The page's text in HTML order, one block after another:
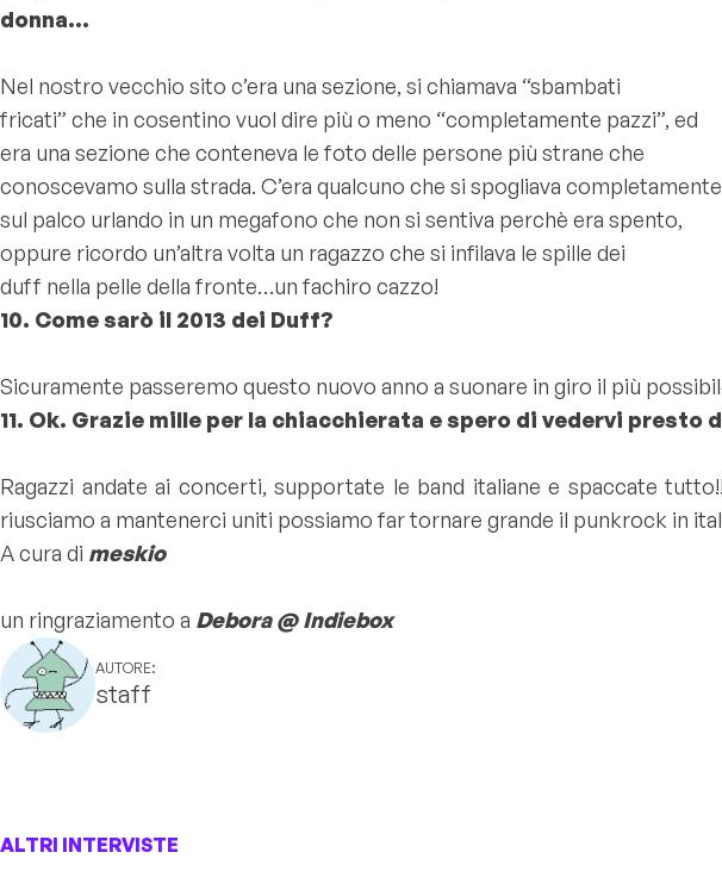
donna…
Nel nostro vecchio sito c’era una sezione, si chiamava “sbambati
fricati” che in cosentino vuol dire più o meno “completamente pazzi”, ed
era una sezione che conteneva le foto delle persone più strane che
conoscevamo sulla strada. C’era qualcuno che si spogliava completamente
sul palco urlando in un megafono che non si sentiva perchè era spento,
oppure ricordo un’altra volta un ragazzo che si infilava le spille dei
duff nella pelle della fronte…un fachiro cazzo!
10. Come sarò il 2013 dei Duff?
Sicuramente passeremo questo nuovo anno a suonare in giro il più
11. Ok. Grazie mille per la chiacchierata e spero di vedervi
Ragazzi andate ai concerti, supportate le band italiane e spaccate
riusciamo a mantenerci uniti possiamo far tornare grande il punkrock in
A cura di meskio
un ringraziamento a Debora @ Indiebox
AUTORE:
staff
ALTRI INTERVISTE